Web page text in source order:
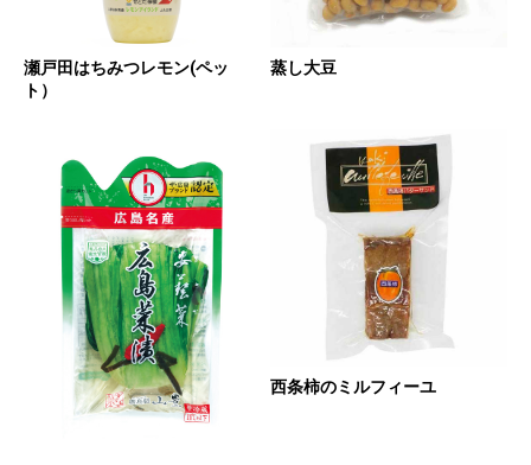
瀬戸田はちみつレモン(ペッ
ト）
蒸し大豆
西条柿のミルフィーユ